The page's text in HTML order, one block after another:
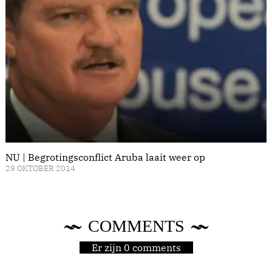
NU | Begrotingsconflict Aruba laait weer op
29 OKTOBER 2014
COMMENTS
Er zijn 0 comments